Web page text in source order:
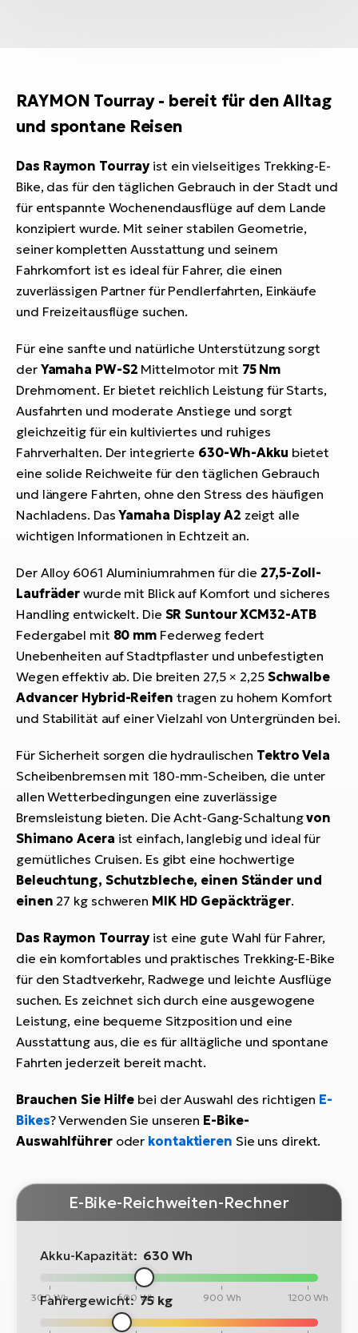
RAYMON Tourray - bereit für den Alltag
und spontane Reisen
Das Raymon Tourrayist ein vielseitiges Trekking-E-
Bike, das für den täglichen Gebrauch in der Stadt und
für entspannte Wochenendausflüge auf dem Lande
konzipiert wurde. Mit seiner stabilen Geometrie,
seiner kompletten Ausstattung und seinem
Fahrkomfort ist es ideal für Fahrer, die einen
zuverlässigen Partner für Pendlerfahrten, Einkäufe
und Freizeitausflüge suchen.
Für eine sanfte und natürliche Unterstützung sorgt
der Yamaha PW-S2 Mittelmotor mit 75 Nm
Drehmoment. Er bietet reichlich Leistung für Starts,
Ausfahrten und moderate Anstiege und sorgt
gleichzeitig für ein kultiviertes und ruhiges
Fahrverhalten. Der integrierte 630-Wh-Akku bietet
eine solide Reichweite für den täglichen Gebrauch
und längere Fahrten, ohne den Stress des häufigen
Nachladens. DasYamaha Display A2 zeigt alle
wichtigen Informationen in Echtzeit an.
Der Alloy 6061 Aluminiumrahmen für die 27,5-Zoll-
Laufräder wurde mit Blick auf Komfort und sicheres
Handling entwickelt. Die SR Suntour XCM32-ATB
Federgabel mit 80 mm Federweg federt
Unebenheiten auf Stadtpflaster und unbefestigten
Wegen effektiv ab. Die breiten 27,5 × 2,25 Schwalbe
Advancer Hybrid-Reifen tragen zu hohem Komfort
und Stabilität auf einer Vielzahl von Untergründen bei.
Für Sicherheit sorgen die hydraulischen Tektro Vela
Scheibenbremsen mit 180-mm-Scheiben, die unter
allen Wetterbedingungen eine zuverlässige
Bremsleistung bieten. Die Acht-Gang-Schaltungvon
Shimano Acera ist einfach, langlebig und ideal für
gemütliches Cruisen. Es gibt eine hochwertige
Beleuchtung, Schutzbleche, einen Ständer und
einen 27 kg schweren MIK HD Gepäckträger.
Das Raymon Tourrayist eine gute Wahl für Fahrer,
die ein komfortables und praktisches Trekking-E-Bike
für den Stadtverkehr, Radwege und leichte Ausflüge
suchen. Es zeichnet sich durch eine ausgewogene
Leistung, eine bequeme Sitzposition und eine
Ausstattung aus, die es für alltägliche und spontane
Fahrten jederzeit bereit macht.
Brauchen Sie Hilfe bei der Auswahl des richtigen E-
Bikes? Verwenden Sie unseren E-Bike-
Auswahlführeroder kontaktieren Sie uns direkt.
E-Bike-Reichweiten-Rechner
Akku-Kapazität: 630 Wh
300 Wh 600 Wh 900 Wh 1200 Wh
Fahrergewicht: 75 kg